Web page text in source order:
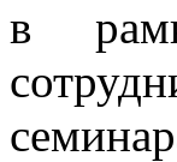
в